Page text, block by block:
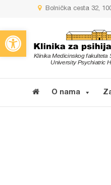
Open toolbar
Bolnička cesta 32,
O nama